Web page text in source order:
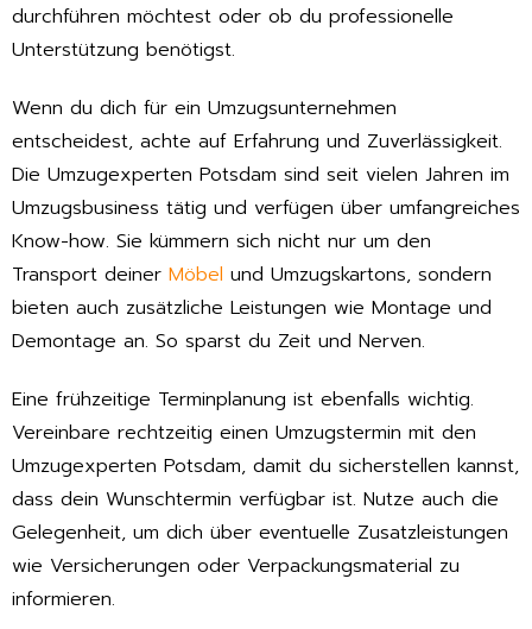
durchführen möchtest oder ob du professionelle
Unterstützung benötigst.
Wenn du dich für ein Umzugsunternehmen
entscheidest, achte auf Erfahrung und Zuverlässigkeit.
Die Umzugexperten Potsdam sind seit vielen Jahren im
Umzugsbusiness tätig und verfügen über umfangreiches
Know-how. Sie kümmern sich nicht nur um den
Transport deiner Möbel und Umzugskartons, sondern
bieten auch zusätzliche Leistungen wie Montage und
Demontage an. So sparst du Zeit und Nerven.
Eine frühzeitige Terminplanung ist ebenfalls wichtig.
Vereinbare rechtzeitig einen Umzugstermin mit den
Umzugexperten Potsdam, damit du sicherstellen kannst,
dass dein Wunschtermin verfügbar ist. Nutze auch die
Gelegenheit, um dich über eventuelle Zusatzleistungen
wie Versicherungen oder Verpackungsmaterial zu
informieren.